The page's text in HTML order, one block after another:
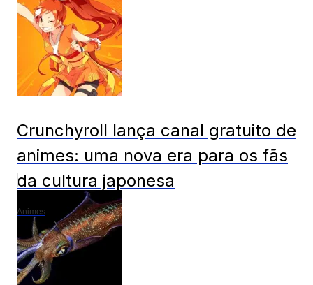
Crunchyroll lança canal gratuito de
animes: uma nova era para os fãs
da cultura japonesa
Animes